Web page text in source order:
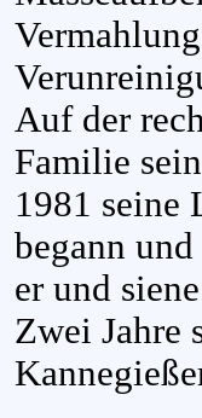
Auf der
Familie
1981 seine
begann
er und
Zwei Jahre